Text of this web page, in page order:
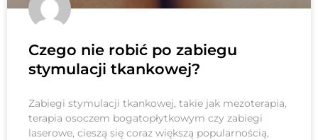
Czego nie robić po zabiegu
stymulacji tkankowej?
Zabiegi stymulacji tkankowej, takie jak mezoterapia,
terapia osoczem bogatopłytkowym czy zabiegi
laserowe, cieszą się coraz większą popularnością,